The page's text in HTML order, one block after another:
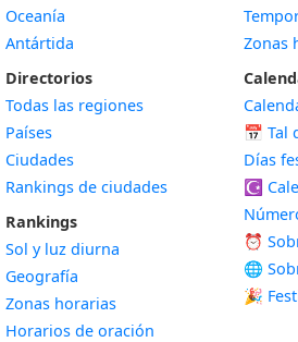
Oceanía
Antártida
Directorios
Todas las regiones
Países
Ciudades
Rankings de ciudades
Rankings
Sol y luz diurna
Geografía
Zonas horarias
Horarios de oración
Zonas
📅 Tal
Días
☪️
⏰
🌐
🎉